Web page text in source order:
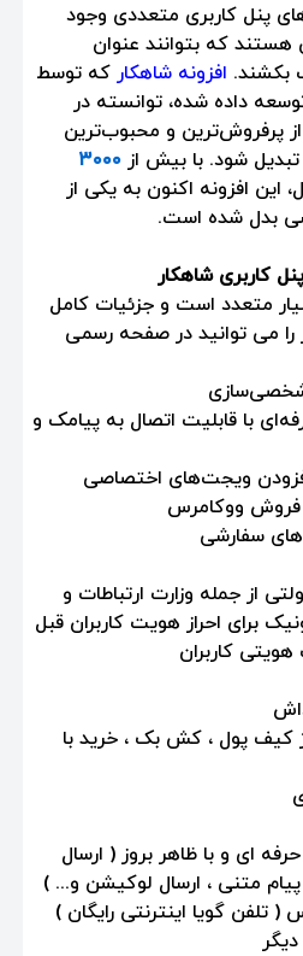
پنل کاربری متعددی وجود
هستند که بتوانند عنوان
بکشند. افزونه شاهکار که توسط
داده شده، توانسته در
پرفروش‌ترین و محبوب‌ترین
تبدیل شود. با بیش از ۳۰۰۰
افزونه اکنون به یکی از
بدل شده است.
کاربری شاهکار
متعدد است و جزئیات کامل
را می توانید در صفحه رسمی
شخصی‌سازی
با قابلیت اتصال به پیامک و
افزودن ویجت‌های اختصاصی
فروش ووکامرس
سفارشی
از جمله وزارت ارتباطات و
برای احراز هویت کاربران قبل
هویتی کاربران
کیف پول ، کش بک ، خرید با
ای و با ظاهر بروز ( ارسال
متنی ، ارسال لوکیشن و... )
( تلفن گویا اینترنتی رایگان )